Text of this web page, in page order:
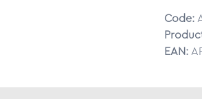
Code:
EAN: